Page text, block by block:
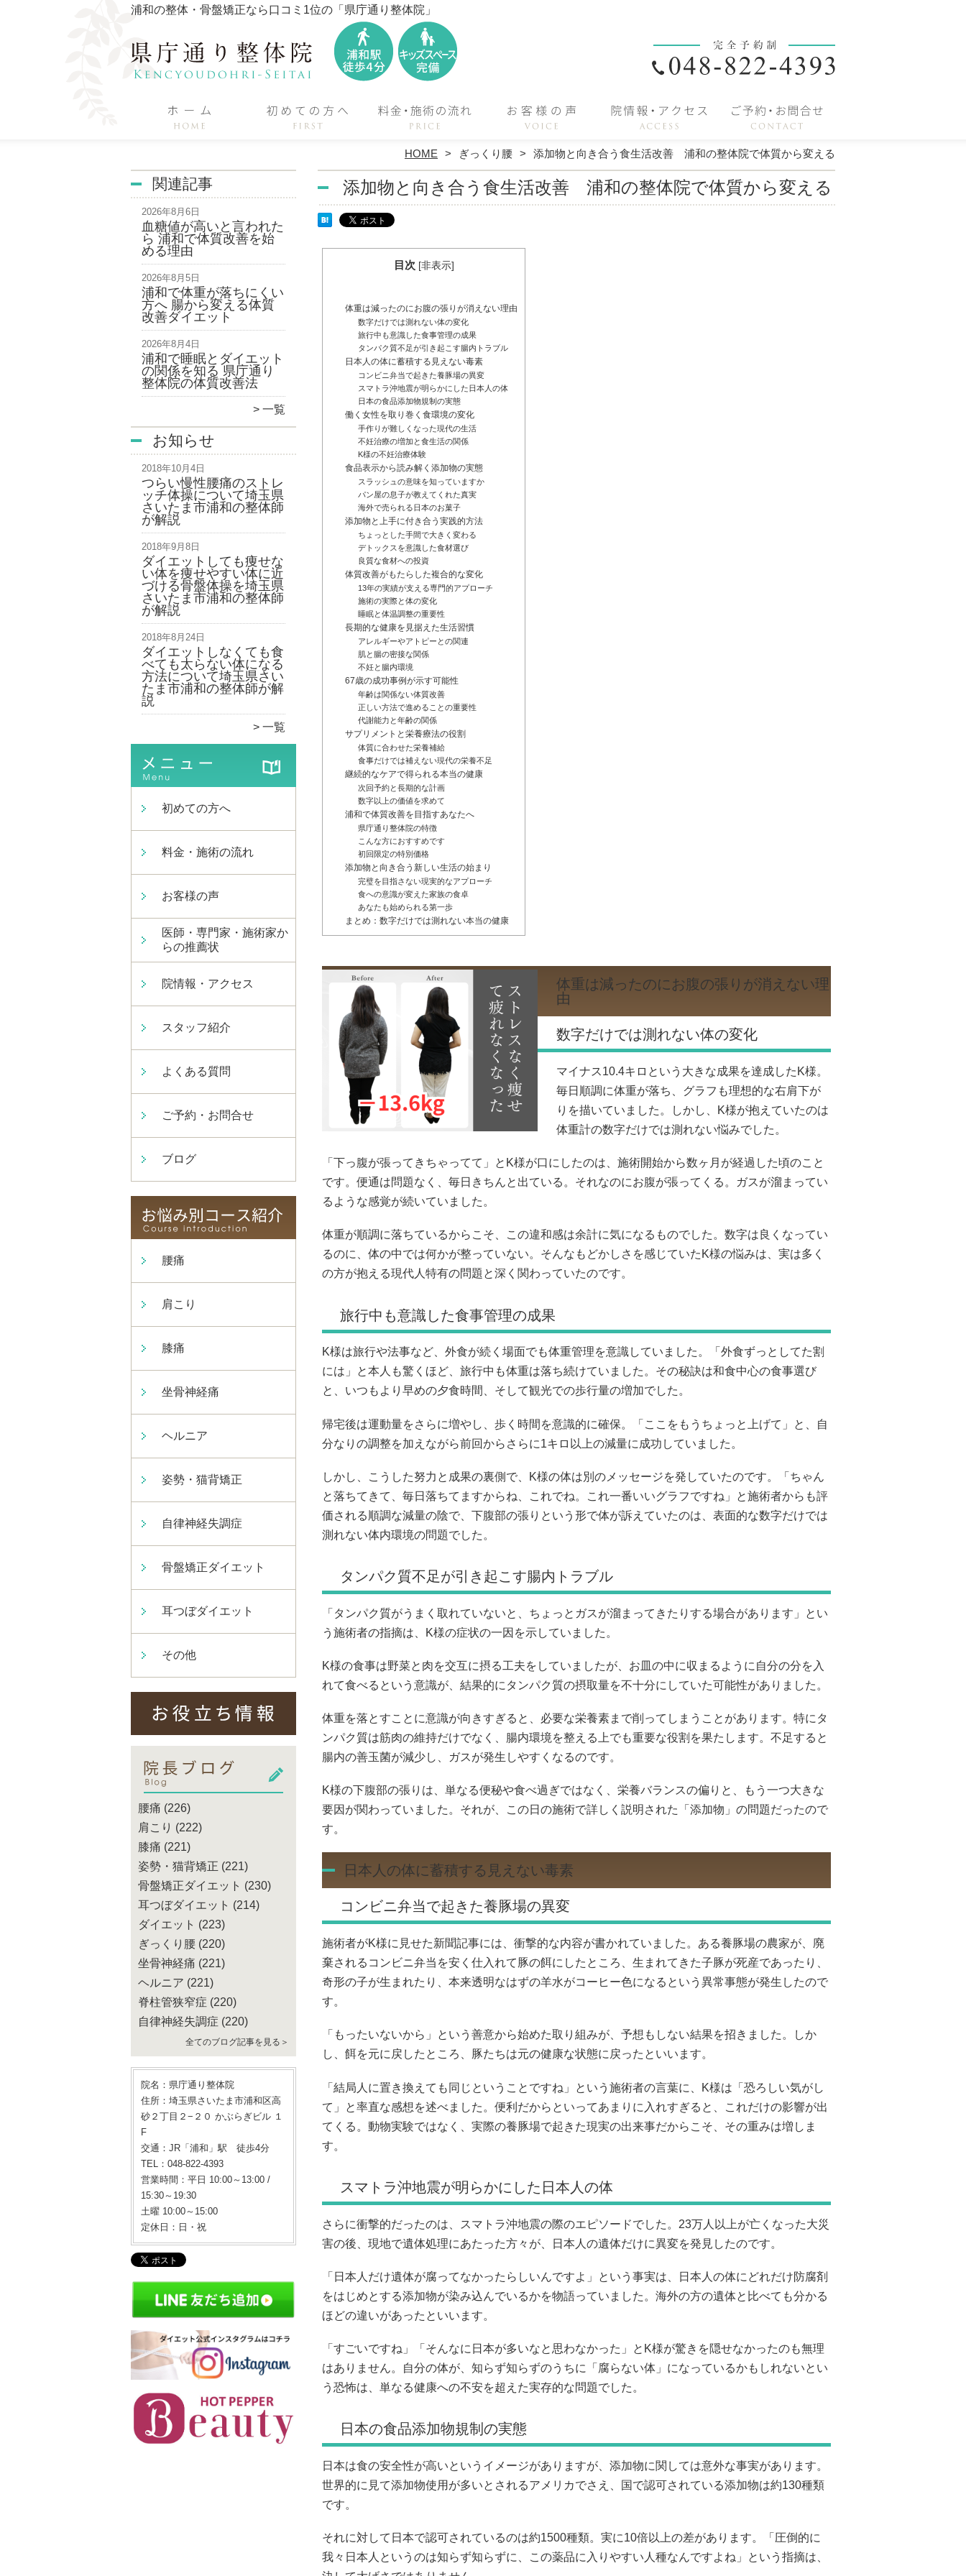
浦和の整体・骨盤矯正なら口コミ1位の「県庁通り整体院」
HOME ぎっくり腰 添加物と向き合う食生活改善 浦和の整体院で体質から変える
関連記事
2026年8月6日
血糖値が高いと言われた
ら 浦和で体質改善を始
める理由
2026年8月5日
浦和で体重が落ちにくい
方へ 腸から変える体質
改善ダイエット
2026年8月4日
浦和で睡眠とダイエット
の関係を知る 県庁通り
整体院の体質改善法
一覧
お知らせ
2018年10月4日
つらい慢性腰痛のストレ
ッチ体操について埼玉県
さいたま市浦和の整体師
が解説
2018年9月8日
ダイエットしても痩せな
い体を痩せやすい体に近
づける骨盤体操を埼玉県
さいたま市浦和の整体師
が解説
2018年8月24日
ダイエットしなくても食
べても太らない体になる
方法について埼玉県さい
たま市浦和の整体師が解
説
一覧
初めての方へ
料金・施術の流れ
お客様の声
医師・専門家・施術家か
らの推薦状
院情報・アクセス
スタッフ紹介
よくある質問
ご予約・お問合せ
ブログ
腰痛
肩こり
膝痛
坐骨神経痛
ヘルニア
姿勢・猫背矯正
自律神経失調症
骨盤矯正ダイエット
耳つぼダイエット
その他
腰痛 (226)
肩こり (222)
膝痛 (221)
姿勢・猫背矯正 (221)
骨盤矯正ダイエット (230)
耳つぼダイエット (214)
ダイエット (223)
ぎっくり腰 (220)
坐骨神経痛 (221)
ヘルニア (221)
脊柱管狭窄症 (220)
自律神経失調症 (220)
全てのブログ記事を見る＞
院名：県庁通り整体院
住所：埼玉県さいたま市浦和区高
砂２丁目２−２０ かぶらぎビル １
F
交通：JR「浦和」駅 徒歩4分
TEL：048-822-4393
営業時間：平日 10:00～13:00 /
15:30～19:30
土曜 10:00～15:00
定休日：日・祝
添加物と向き合う食生活改善 浦和の整体院で体質から変える
目次 [非表示]
体重は減ったのにお腹の張りが消えない理由
数字だけでは測れない体の変化
旅行中も意識した食事管理の成果
タンパク質不足が引き起こす腸内トラブル
日本人の体に蓄積する見えない毒素
コンビニ弁当で起きた養豚場の異変
スマトラ沖地震が明らかにした日本人の体
日本の食品添加物規制の実態
働く女性を取り巻く食環境の変化
手作りが難しくなった現代の生活
不妊治療の増加と食生活の関係
K様の不妊治療体験
食品表示から読み解く添加物の実態
スラッシュの意味を知っていますか
パン屋の息子が教えてくれた真実
海外で売られる日本のお菓子
添加物と上手に付き合う実践的方法
ちょっとした手間で大きく変わる
デトックスを意識した食材選び
良質な食材への投資
体質改善がもたらした複合的な変化
13年の実績が支える専門的アプローチ
施術の実際と体の変化
睡眠と体温調整の重要性
長期的な健康を見据えた生活習慣
アレルギーやアトピーとの関連
肌と腸の密接な関係
不妊と腸内環境
67歳の成功事例が示す可能性
年齢は関係ない体質改善
正しい方法で進めることの重要性
代謝能力と年齢の関係
サプリメントと栄養療法の役割
体質に合わせた栄養補給
食事だけでは補えない現代の栄養不足
継続的なケアで得られる本当の健康
次回予約と長期的な計画
数字以上の価値を求めて
浦和で体質改善を目指すあなたへ
県庁通り整体院の特徴
こんな方におすすめです
初回限定の特別価格
添加物と向き合う新しい生活の始まり
完璧を目指さない現実的なアプローチ
食への意識が変えた家族の食卓
あなたも始められる第一歩
まとめ：数字だけでは測れない本当の健康
体重は減ったのにお腹の張りが消えない理
由
数字だけでは測れない体の変化
マイナス10.4キロという大きな成果を達成したK様。
毎日順調に体重が落ち、グラフも理想的な右肩下が
りを描いていました。しかし、K様が抱えていたのは
体重計の数字だけでは測れない悩みでした。
「下っ腹が張ってきちゃってて」とK様が口にしたのは、施術開始から数ヶ月が経過した頃のこと
です。便通は問題なく、毎日きちんと出ている。それなのにお腹が張ってくる。ガスが溜まってい
るような感覚が続いていました。
体重が順調に落ちているからこそ、この違和感は余計に気になるものでした。数字は良くなってい
るのに、体の中では何かが整っていない。そんなもどかしさを感じていたK様の悩みは、実は多く
の方が抱える現代人特有の問題と深く関わっていたのです。
旅行中も意識した食事管理の成果
K様は旅行や法事など、外食が続く場面でも体重管理を意識していました。「外食ずっとしてた割
には」と本人も驚くほど、旅行中も体重は落ち続けていました。その秘訣は和食中心の食事選び
と、いつもより早めの夕食時間、そして観光での歩行量の増加でした。
帰宅後は運動量をさらに増やし、歩く時間を意識的に確保。「ここをもうちょっと上げて」と、自
分なりの調整を加えながら前回からさらに1キロ以上の減量に成功していました。
しかし、こうした努力と成果の裏側で、K様の体は別のメッセージを発していたのです。「ちゃん
と落ちてきて、毎日落ちてますからね、これでね。これ一番いいグラフですね」と施術者からも評
価される順調な減量の陰で、下腹部の張りという形で体が訴えていたのは、表面的な数字だけでは
測れない体内環境の問題でした。
タンパク質不足が引き起こす腸内トラブル
「タンパク質がうまく取れていないと、ちょっとガスが溜まってきたりする場合があります」とい
う施術者の指摘は、K様の症状の一因を示していました。
K様の食事は野菜と肉を交互に摂る工夫をしていましたが、お皿の中に収まるように自分の分を入
れて食べるという意識が、結果的にタンパク質の摂取量を不十分にしていた可能性がありました。
体重を落とすことに意識が向きすぎると、必要な栄養素まで削ってしまうことがあります。特にタ
ンパク質は筋肉の維持だけでなく、腸内環境を整える上でも重要な役割を果たします。不足すると
腸内の善玉菌が減少し、ガスが発生しやすくなるのです。
K様の下腹部の張りは、単なる便秘や食べ過ぎではなく、栄養バランスの偏りと、もう一つ大きな
要因が関わっていました。それが、この日の施術で詳しく説明された「添加物」の問題だったので
す。
日本人の体に蓄積する見えない毒素
コンビニ弁当で起きた養豚場の異変
施術者がK様に見せた新聞記事には、衝撃的な内容が書かれていました。ある養豚場の農家が、廃
棄されるコンビニ弁当を安く仕入れて豚の餌にしたところ、生まれてきた子豚が死産であったり、
奇形の子が生まれたり、本来透明なはずの羊水がコーヒー色になるという異常事態が発生したので
す。
「もったいないから」という善意から始めた取り組みが、予想もしない結果を招きました。しか
し、餌を元に戻したところ、豚たちは元の健康な状態に戻ったといいます。
「結局人に置き換えても同じということですね」という施術者の言葉に、K様は「恐ろしい気がし
て」と率直な感想を述べました。便利だからといってあまりに入れすぎると、これだけの影響が出
てくる。動物実験ではなく、実際の養豚場で起きた現実の出来事だからこそ、その重みは増しま
す。
スマトラ沖地震が明らかにした日本人の体
さらに衝撃的だったのは、スマトラ沖地震の際のエピソードでした。23万人以上が亡くなった大災
害の後、現地で遺体処理にあたった方々が、日本人の遺体だけに異変を発見したのです。
「日本人だけ遺体が腐ってなかったらしいんですよ」という事実は、日本人の体にどれだけ防腐剤
をはじめとする添加物が染み込んでいるかを物語っていました。海外の方の遺体と比べても分かる
ほどの違いがあったといいます。
「すごいですね」「そんなに日本が多いなと思わなかった」とK様が驚きを隠せなかったのも無理
はありません。自分の体が、知らず知らずのうちに「腐らない体」になっているかもしれないとい
う恐怖は、単なる健康への不安を超えた実存的な問題でした。
日本の食品添加物規制の実態
日本は食の安全性が高いというイメージがありますが、添加物に関しては意外な事実があります。
世界的に見て添加物使用が多いとされるアメリカでさえ、国で認可されている添加物は約130種類
です。
それに対して日本で認可されているのは約1500種類。実に10倍以上の差があります。「圧倒的に
我々日本人というのは知らず知らずに、この薬品に入りやすい人種なんですよね」という指摘は、